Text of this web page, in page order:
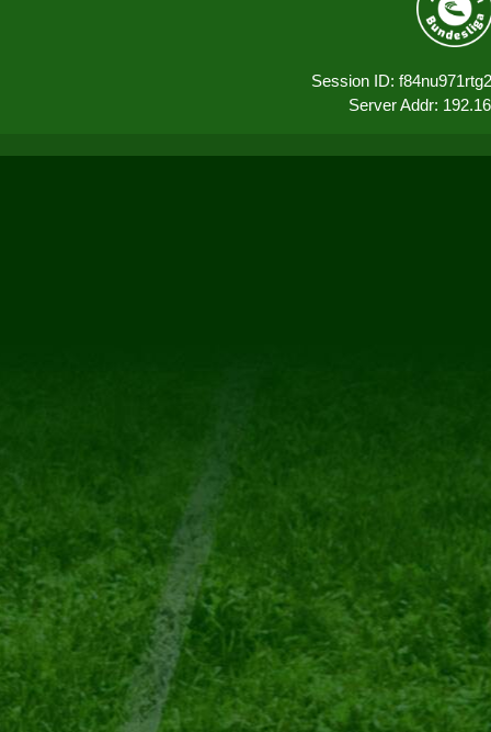
Session ID:
Server Addr: